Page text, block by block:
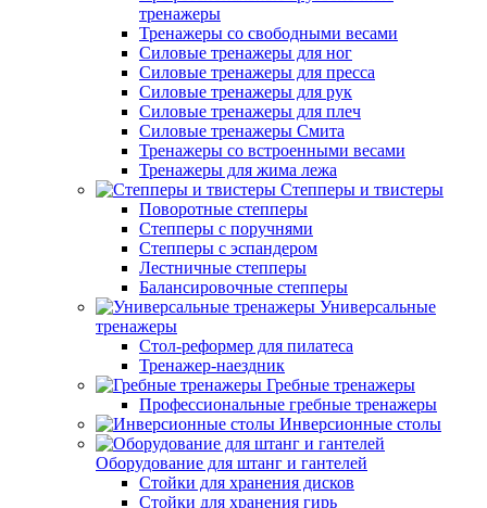
тренажеры
Тренажеры со свободными весами
Силовые тренажеры для ног
Силовые тренажеры для пресса
Силовые тренажеры для рук
Силовые тренажеры для плеч
Силовые тренажеры Смита
Тренажеры со встроенными весами
Тренажеры для жима лежа
Степперы и твистеры
Поворотные степперы
Степперы с поручнями
Степперы с эспандером
Лестничные степперы
Балансировочные степперы
Универсальные
тренажеры
Стол-реформер для пилатеса
Тренажер-наездник
Гребные тренажеры
Профессиональные гребные тренажеры
Инверсионные столы
Оборудование для штанг и гантелей
Стойки для хранения дисков
Стойки для хранения гирь